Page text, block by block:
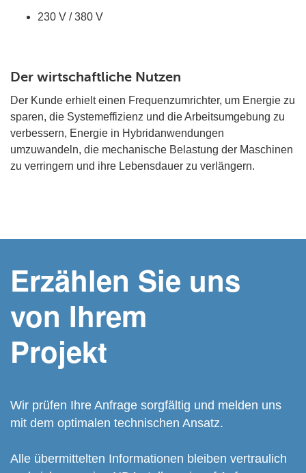
230 V / 380 V
Der wirtschaftliche Nutzen
Der Kunde erhielt einen Frequenzumrichter, um Energie zu
sparen, die Systemeffizienz und die Arbeitsumgebung zu
verbessern, Energie in Hybridanwendungen
umzuwandeln, die mechanische Belastung der Maschinen
zu verringern und ihre Lebensdauer zu verlängern.
Erzählen Sie uns
von Ihrem
Projekt
Wir prüfen Ihre Anfrage sorgfältig und melden uns
mit dem optimalen technischen Ansatz.
Alle übermittelten Informationen bleiben vertraulich